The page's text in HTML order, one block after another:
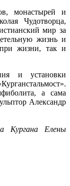
монастырей и
Чудотворца,
мир за
жизнь и
при жизни, так и
и установки
а сама
Александр
Кургана Елены